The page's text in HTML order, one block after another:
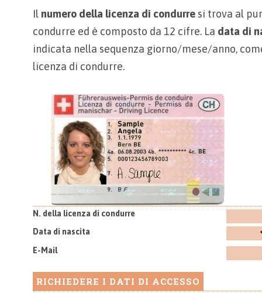
Il numero della licenza di condurresi trova al
condurre ed è composto da 12 cifre. La data di
indicata nella sequenza giorno/mese/anno,
licenza di condurre.
N. della licenza di condurre
Data di nascita
E-Mail